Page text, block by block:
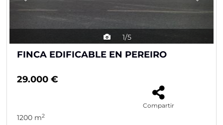
1/5
FINCA EDIFICABLE EN PEREIRO
29.000 €
Compartir
1200 m2